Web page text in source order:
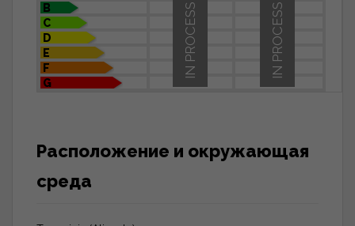
B
C
D
E
F
G
IN PROCESS
IN PROCESS
Расположение и окружающая
среда